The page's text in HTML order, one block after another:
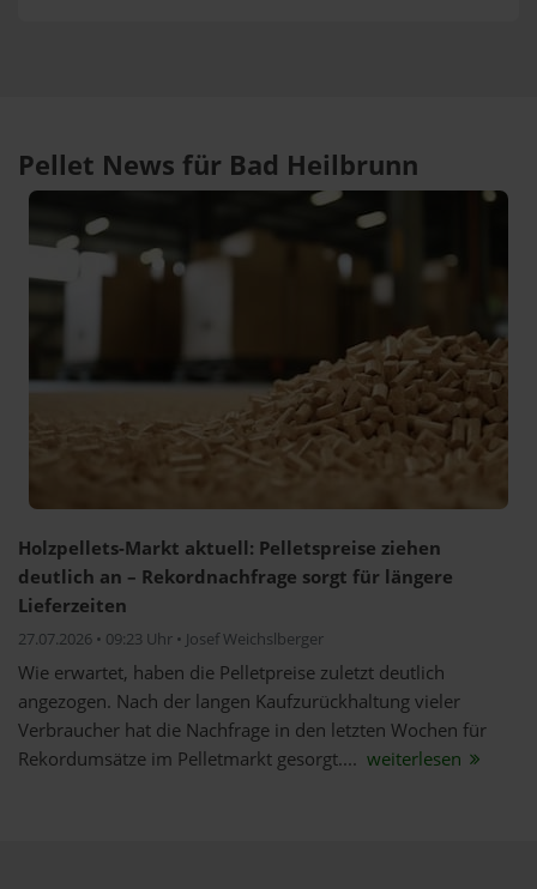
Pellet News für Bad Heilbrunn
Holzpellets-Markt aktuell: Pelletspreise ziehen
deutlich an – Rekordnachfrage sorgt für längere
Lieferzeiten
27.07.2026 • 09:23 Uhr • Josef Weichslberger
Wie erwartet, haben die Pelletpreise zuletzt deutlich
angezogen. Nach der langen Kaufzurückhaltung vieler
Verbraucher hat die Nachfrage in den letzten Wochen für
Rekordumsätze im Pelletmarkt gesorgt.... weiterlesen